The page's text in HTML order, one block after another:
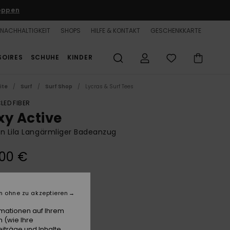
NACHHALTIGKEIT SHOPS HILFE & KONTAKT GESCHENKKARTE
SCHUHE KINDER
Surf Surf Shop Lycras & Surf Tees
FIBER
Active
Lila Langärmliger Badeanzug
€
auf Ihrem
(wie Ihre
ohne zu akzeptieren